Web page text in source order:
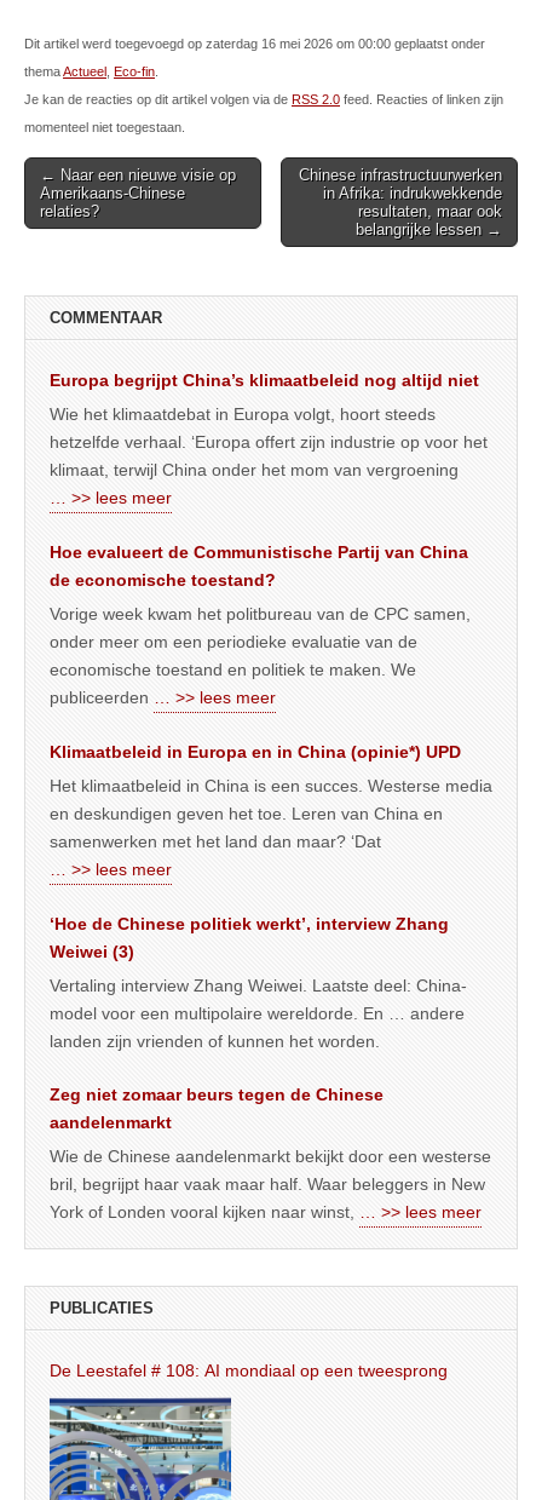
Dit artikel werd toegevoegd op zaterdag 16 mei 2026 om 00:00 geplaatst onder
themaActueel Eco-fin
Je kan de reacties op dit artikel volgen via de RSS 2.0 feed. Reacties of linken zijn
momenteel niet toegestaan.
Post
navigation
← Naar een nieuwe visie op
Amerikaans-Chinese
relaties?
Chinese infrastructuurwerken
in Afrika: indrukwekkende
resultaten, maar ook
belangrijke lessen →
COMMENTAAR
Europa begrijpt China’s klimaatbeleid nog altijd niet
Wie het klimaatdebat in Europa volgt, hoort steeds
hetzelfde verhaal. ‘Europa offert zijn industrie op voor het
klimaat, terwijl China onder het mom van vergroening
… >> lees meer
Hoe evalueert de Communistische Partij van China
de economische toestand?
Vorige week kwam het politbureau van de CPC samen,
onder meer om een periodieke evaluatie van de
economische toestand en politiek te maken. We
publiceerden
… >> lees meer
Klimaatbeleid in Europa en in China (opinie*) UPD
Het klimaatbeleid in China is een succes. Westerse media
en deskundigen geven het toe. Leren van China en
samenwerken met het land dan maar? ‘Dat
… >> lees meer
‘Hoe de Chinese politiek werkt’, interview Zhang
Weiwei (3)
Vertaling interview Zhang Weiwei. Laatste deel: China-
model voor een multipolaire wereldorde. En … andere
landen zijn vrienden of kunnen het worden.
Zeg niet zomaar beurs tegen de Chinese
aandelenmarkt
Wie de Chinese aandelenmarkt bekijkt door een westerse
bril, begrijpt haar vaak maar half. Waar beleggers in New
York of Londen vooral kijken naar winst,
… >> lees meer
PUBLICATIES
De Leestafel # 108: AI mondiaal op een tweesprong